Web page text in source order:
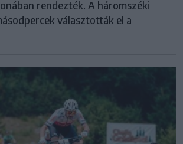
rendezték. A háromszéki
választották el a